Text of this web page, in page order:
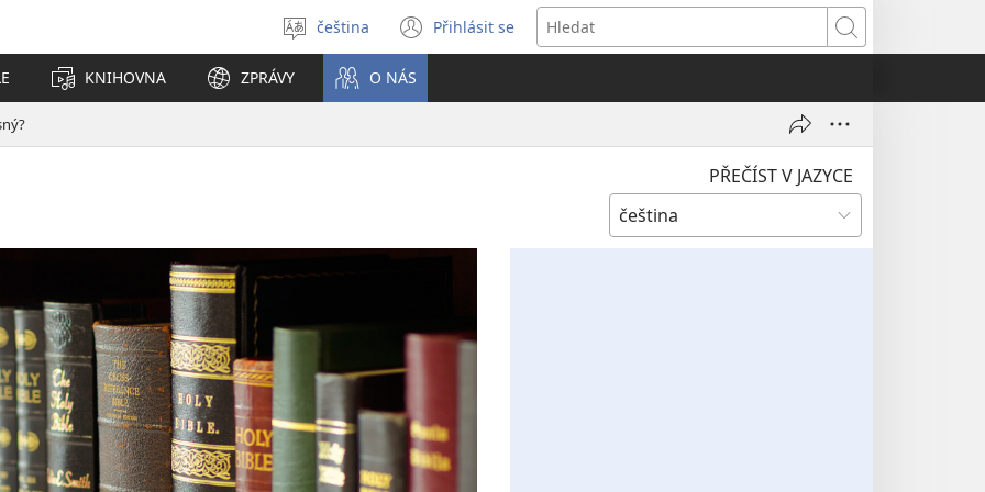
Vybrat
jazyk
čeština Přihlásit se
(otevřeno
nové
Hledat
KNIHOVNA ZPRÁVY O NÁS
PŘEČÍST V JAZYCE